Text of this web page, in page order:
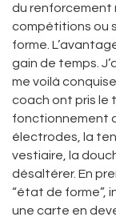
du renforcement
compétitions ou
forme.
gain de temps.
me voilà
coach ont pris le
fonctionnement
électrodes, la
vestiaire, la
désaltérer. En
“état de forme”,
une carte en